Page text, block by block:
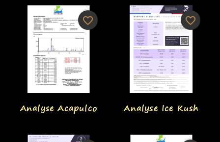
Aperçu rapide
Analyse Acapulco
favorite_border
Aperçu rapide
Analyse Ice Kush
favorite_border